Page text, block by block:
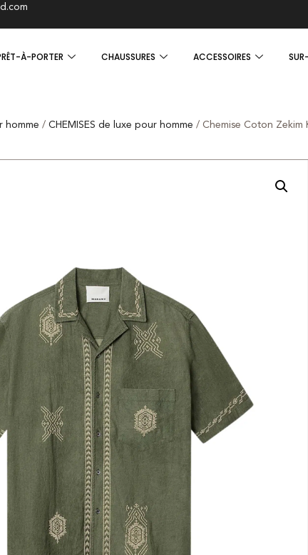
À-PORTER CHAUSSURES ACCESSOIRES
homme /CHEMISES de luxe pour homme / Chemise Coton Zekim